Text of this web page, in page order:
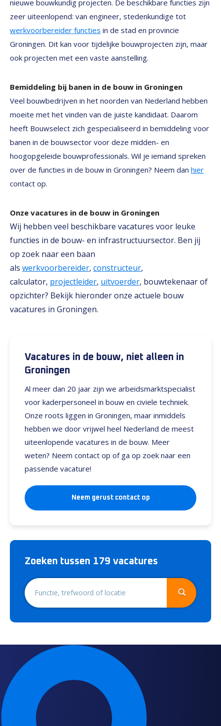
nieuwe bouwkundig projecten. De beschikbare functies zijn
zeer uiteenlopend: van engineer, stedenkundige tot
werkvoorbereider functies in de stad en provincie
Groningen. Dit kan voor tijdelijke bouwprojecten zijn, maar
ook projecten met een vaste aanstelling.
Bemiddeling bij banen in de bouw in Groningen
Veel bouwbedrijven in het noorden van Nederland hebben
moeite met het vinden van de juiste kandidaat. Daarom
heeft Bouwselect zich gespecialiseerd in bemiddeling voor
banen in de bouwsector voor deze midden- en
hoogopgeleide bouwprofessionals. Wil je iemand spreken
over de functies in de bouw in Groningen? Neem dan hier
contact op.
Onze vacatures in de bouw in Groningen
Wij hebben veel beschikbare vacatures voor leuke
functies in de bouw- en infrastructuursector. Ben jij
op zoek naar een baan
als werkvoorbereider, constructeur,
calculator, projectleider, uitvoerder, bouwtekenaar of
opzichter? Bekijk hieronder onze actuele bouw
vacatures in Groningen.
Vacatures in de bouw, niet alleen in
Groningen
Al meer dan 20 jaar zijn we arbeidsmarktspecialist
voor kaderpersoneel in bouw en civiele techniek.
Onze roots liggen in Groningen, maar inmiddels
hebben we door vrijwel heel Nederland de meest
uiteenlopende vacatures in de bouw. Meer
weten? Neem contact op of ga op zoek naar een
passende vacature!
Neem gerust contact op
Zoeken tussen 179 vacatures